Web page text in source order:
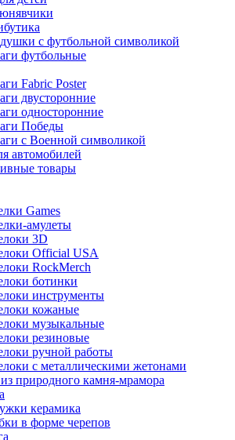
с футбольной символикой
футбольные
Fabric Poster
двусторонние
односторонние
Победы
с Военной символикой
автомобилей
товары
Games
амулеты
3D
Official USA
RockMerch
ботинки
инструменты
кожаные
музыкальные
резиновые
ручной работы
с металлическими жетонами
природного камня-мрамора
керамика
в форме черепов